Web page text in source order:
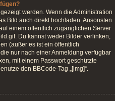
werden. Wenn die Administration
Bild auch direkt hochladen. Ansonsten
einem öffentlich zugänglichen Server
Du kannst weder Bilder verlinken,
(außer es ist ein öffentlich
nur nach einer Anmeldung verfügbar
mit einem Passwort geschützte
den BBCode-Tag „[img]“.